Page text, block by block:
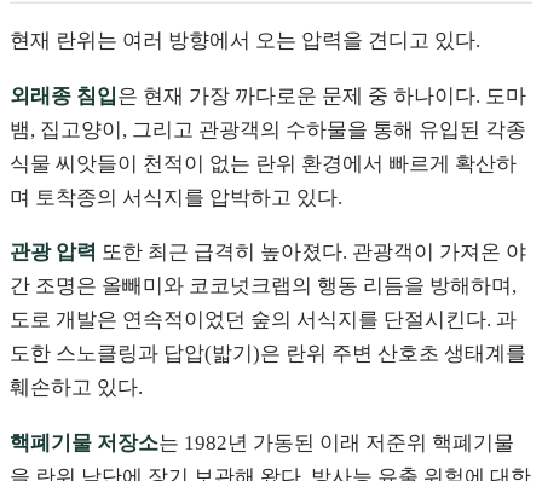
현재 란위는 여러 방향에서 오는 압력을 견디고 있다.
외래종 침입은 현재 가장 까다로운 문제 중 하나이다. 도마
뱀, 집고양이, 그리고 관광객의 수하물을 통해 유입된 각종
식물 씨앗들이 천적이 없는 란위 환경에서 빠르게 확산하
며 토착종의 서식지를 압박하고 있다.
관광 압력 또한 최근 급격히 높아졌다. 관광객이 가져온 야
간 조명은 올빼미와 코코넛크랩의 행동 리듬을 방해하며,
도로 개발은 연속적이었던 숲의 서식지를 단절시킨다. 과
도한 스노클링과 답압(밟기)은 란위 주변 산호초 생태계를
훼손하고 있다.
핵폐기물 저장소는 1982년 가동된 이래 저준위 핵폐기물